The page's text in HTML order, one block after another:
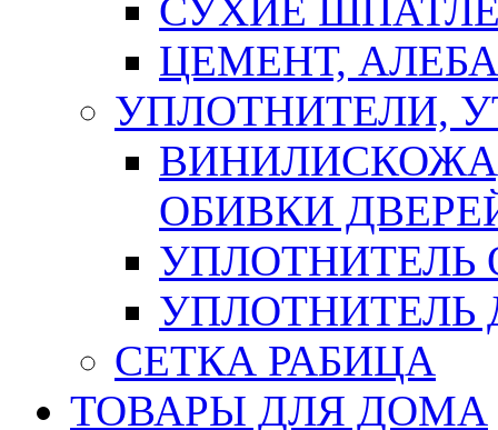
СУХИЕ
ЦЕМЕНТ,
УПЛОТНИТЕЛИ,
ОБИВКИ
УПЛОТНИТЕЛЬ
СЕТКА РАБИЦА
ТОВАРЫ ДЛЯ ДОМА